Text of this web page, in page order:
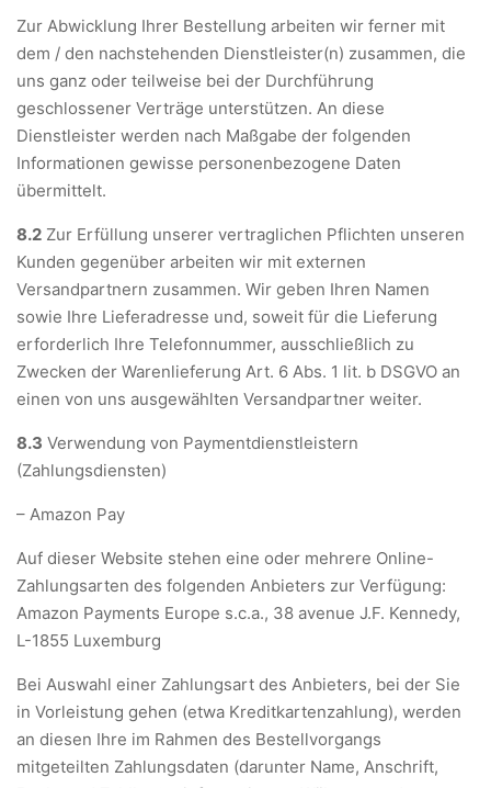
Zur Abwicklung Ihrer Bestellung arbeiten wir ferner mit
dem / den nachstehenden Dienstleister(n) zusammen, die
uns ganz oder teilweise bei der Durchführung
geschlossener Verträge unterstützen. An diese
Dienstleister werden nach Maßgabe der folgenden
Informationen gewisse personenbezogene Daten
übermittelt.
8.2 Zur Erfüllung unserer vertraglichen Pflichten unseren
Kunden gegenüber arbeiten wir mit externen
Versandpartnern zusammen. Wir geben Ihren Namen
sowie Ihre Lieferadresse und, soweit für die Lieferung
erforderlich Ihre Telefonnummer, ausschließlich zu
Zwecken der Warenlieferung Art. 6 Abs. 1 lit. b DSGVO an
einen von uns ausgewählten Versandpartner weiter.
8.3 Verwendung von Paymentdienstleistern
(Zahlungsdiensten)
– Amazon Pay
Auf dieser Website stehen eine oder mehrere Online-
Zahlungsarten des folgenden Anbieters zur Verfügung:
Amazon Payments Europe s.c.a., 38 avenue J.F. Kennedy,
L-1855 Luxemburg
Bei Auswahl einer Zahlungsart des Anbieters, bei der Sie
in Vorleistung gehen (etwa Kreditkartenzahlung), werden
an diesen Ihre im Rahmen des Bestellvorgangs
mitgeteilten Zahlungsdaten (darunter Name, Anschrift,